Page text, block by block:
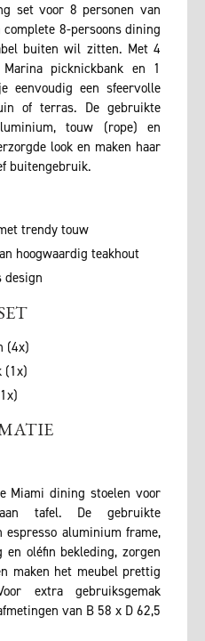
set voor 8 personen van
8-persoons dining
buiten wil zitten. Met 4
picknickbank en 1
eenvoudig een sfeervolle
of terras. De gebruikte
touw (rope) en
look en maken haar
buitengebruik.
trendy touw
hoogwaardig teakhout
design
(4x)
(1x)
Miami dining stoelen voor
tafel. De gebruikte
espresso aluminium frame,
oléfin bekleding, zorgen
maken het meubel prettig
extra gebruiksgemak
van B 58 x D 62,5